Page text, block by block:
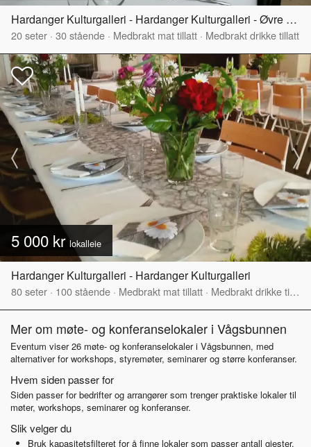
Hardanger Kulturgalleri - Hardanger Kulturgalleri - Øvre del
20seter · 30stående · Medbrakt mat tillatt · Medbrakt drikke tillatt
5 000 krlokalleie
Hardanger Kulturgalleri - Hardanger Kulturgalleri
80seter · 100stående · Medbrakt mat tillatt · Medbrakt drikke tillatt
Mer om møte- og konferanselokaler i Vågsbunnen
Eventum viser 26 møte- og konferanselokaler i Vågsbunnen, med
alternativer for workshops, styremøter, seminarer og større konferanser.
Hvem siden passer for
Siden passer for bedrifter og arrangører som trenger praktiske lokaler til
møter, workshops, seminarer og konferanser.
Slik velger du
Bruk kapasitetsfilteret for å finne lokaler som passer antall gjester.